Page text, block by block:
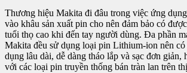
Thương hiệu Makita đi đâu trong việc ứng
vào khâu sản xuất pin cho nên đảm bảo có
tuổi thọ cao khi đến tay người dùng. Đa phần
Makita đều sử dụng loại pin Lithium-ion nên
dụng lâu dài, dễ dàng tháo lắp và sạc đơn giản,
với các loại pin truyền thống bán tràn lan trên